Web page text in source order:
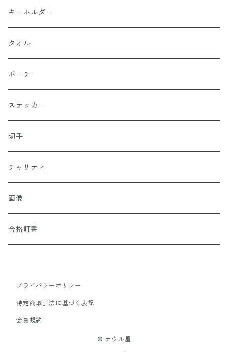
キーホルダー
タオル
ポーチ
ステッカー
切手
チャリティ
画像
合格証書
プライバシーポリシー
特定商取引法に基づく表記
会員規約
© ナウル屋